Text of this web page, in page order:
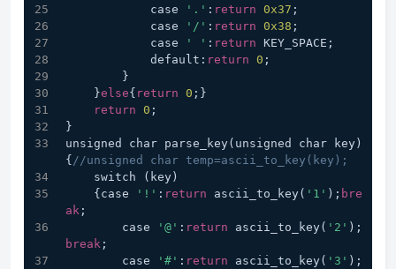
            case
'.' : return 0x37 ;
            case
'/' : return 0x38 ;
            case
' ' : return KEY_SPACE;
            default:
return 0 ;
        }
    }
else{ return 0 ;}
return 0 ;
}
unsigned char parse_key(unsigned char key)
{ //unsigned char temp=ascii_to_key(key);
    switch (key)
    {case
'!' : return ascii_to_key( '1' ); bre
ak ;
        case
'@' : return ascii_to_key( '2' );
break ;
        case
'#' : return ascii_to_key( '3' );